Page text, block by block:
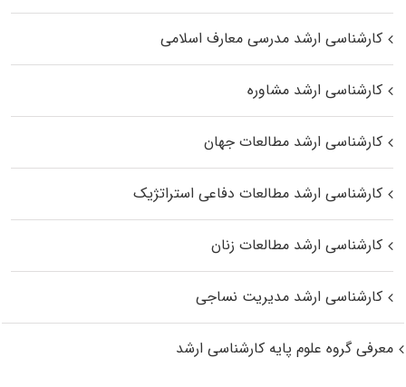
کارشناسی ارشد مدرسی معارف اسلامی
کارشناسی ارشد مشاوره
کارشناسی ارشد مطالعات جهان
کارشناسی ارشد مطالعات دفاعی استراتژیک
کارشناسی ارشد مطالعات زنان
کارشناسی ارشد مدیریت نساجی
معرفی گروه علوم پایه کارشناسی ارشد